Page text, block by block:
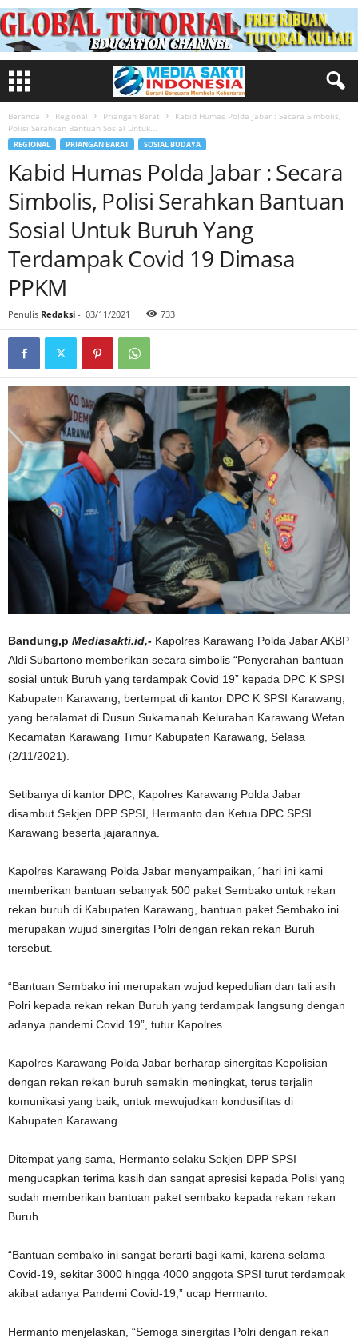
Beranda Regional Priangan Barat
Kabid Humas Polda Jabar : Secara Simbolis,
Polisi Serahkan Bantuan Sosial Untuk...
REGIONAL PRIANGAN BARAT SOSIAL BUDAYA
Kabid Humas Polda Jabar : Secara
Simbolis, Polisi Serahkan Bantuan
Sosial Untuk Buruh Yang
Terdampak Covid 19 Dimasa
PPKM
Penulis Redaksi - 03/11/2021 733
Bandung,p Mediasakti.id,- Kapolres Karawang Polda Jabar AKBP
Aldi Subartono memberikan secara simbolis “Penyerahan bantuan
sosial untuk Buruh yang terdampak Covid 19” kepada DPC K SPSI
Kabupaten Karawang, bertempat di kantor DPC K SPSI Karawang,
yang beralamat di Dusun Sukamanah Kelurahan Karawang Wetan
Kecamatan Karawang Timur Kabupaten Karawang, Selasa
(2/11/2021).
Setibanya di kantor DPC, Kapolres Karawang Polda Jabar
disambut Sekjen DPP SPSI, Hermanto dan Ketua DPC SPSI
Karawang beserta jajarannya.
Kapolres Karawang Polda Jabar menyampaikan, “hari ini kami
memberikan bantuan sebanyak 500 paket Sembako untuk rekan
rekan buruh di Kabupaten Karawang, bantuan paket Sembako ini
merupakan wujud sinergitas Polri dengan rekan rekan Buruh
tersebut.
“Bantuan Sembako ini merupakan wujud kepedulian dan tali asih
Polri kepada rekan rekan Buruh yang terdampak langsung dengan
adanya pandemi Covid 19”, tutur Kapolres.
Kapolres Karawang Polda Jabar berharap sinergitas Kepolisian
dengan rekan rekan buruh semakin meningkat, terus terjalin
komunikasi yang baik, untuk mewujudkan kondusifitas di
Kabupaten Karawang.
Ditempat yang sama, Hermanto selaku Sekjen DPP SPSI
mengucapkan terima kasih dan sangat apresisi kepada Polisi yang
sudah memberikan bantuan paket sembako kepada rekan rekan
Buruh.
“Bantuan sembako ini sangat berarti bagi kami, karena selama
Covid-19, sekitar 3000 hingga 4000 anggota SPSI turut terdampak
akibat adanya Pandemi Covid-19,” ucap Hermanto.
Hermanto menjelaskan, “Semoga sinergitas Polri dengan rekan